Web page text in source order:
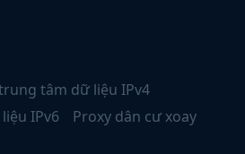
tâm dữ liệu IPv4
IPv6
Proxy dân cư xoay